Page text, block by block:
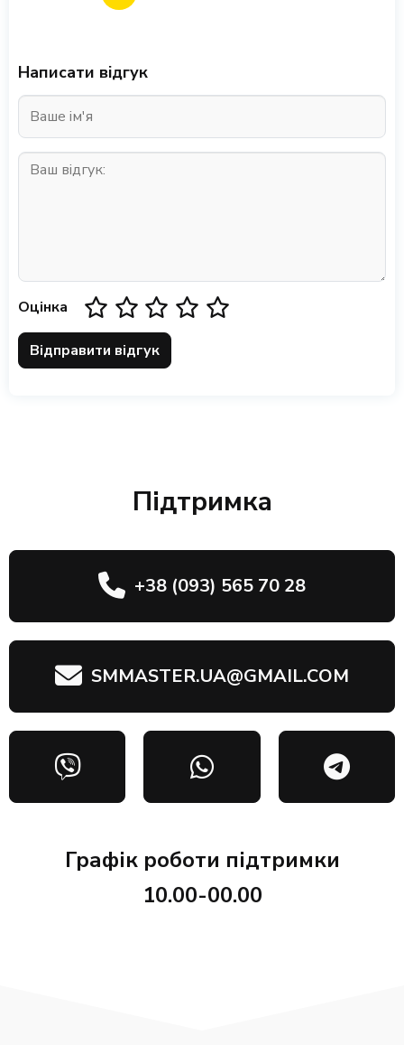
Написати відгук
Оцінка
Відправити відгук
Підтримка
+38 (093) 565 70 28
SMMASTER.UA@GMAIL.COM
Графік роботи підтримки
10.00-00.00